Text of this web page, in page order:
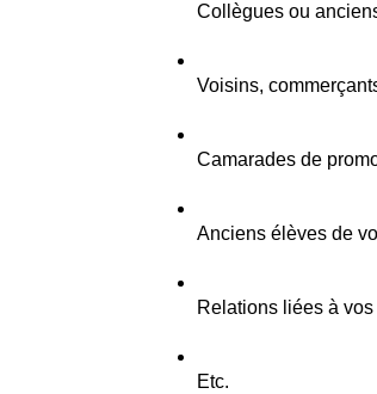
Collègues ou
Voisins,
Camarades de
Anciens élèves de
Relations liées à
Etc.